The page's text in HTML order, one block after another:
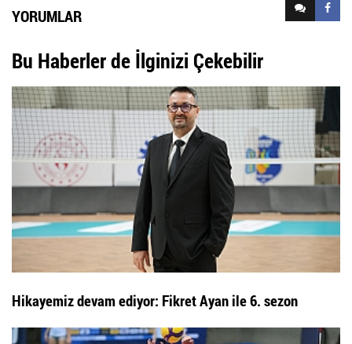
YORUMLAR
Bu Haberler de İlginizi Çekebilir
Hikayemiz devam ediyor: Fikret Ayan ile 6. sezon